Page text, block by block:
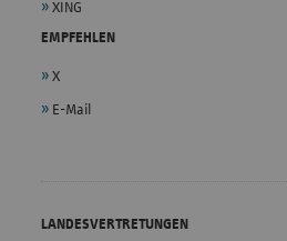
XING
EMPFEHLEN
X
E-Mail
LANDESVERTRETUNGEN